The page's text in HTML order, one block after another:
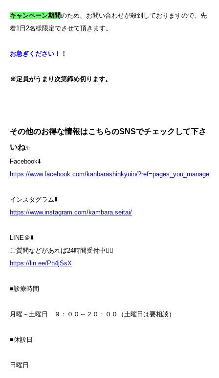
キャンペーン期間のため、お問い合わせが殺到しておりますので、先
着1 日 2名様限定でさせて頂きます。
お急ぎください！！
※定員がうまり次第締め切ります。
その他のお得な情報はこちらのSNSでチェックして下さ
いね✨
Facebook⬇️
https://www.facebook.com/kanbarashinkyuin/?ref=pages_you_manage
インスタグラム⬇️
https://www.instagram.com/kambara.seitai/
LINE＠⬇️
ご質問などがあれば24時間受付中💁‍♀️
https://lin.ee/Ph4jSsX
■診療時間
月曜～土曜日 ９：００～２０：００（土曜日は要相談）
■休診日
日曜日